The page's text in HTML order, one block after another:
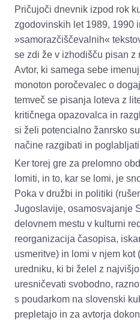
Pričujoči dnevnik izpod rok
zgodovinskih let 1989, 1990
»samorazčiščevalnih«
se zdi že v izhodišču pisan
Avtor, ki samega sebe
monoton poročevalec o
temveč se pisanja loteva z
kritičnega opazovalca in
si želi potencialno žanrsko
načine razgibati in
Ker torej gre za prelomno
lomiti, in to, kar se lomi, je
Poka v družbi in politiki
Jugoslavije, osamosvajanje
delovnem mestu v kulturni
reorganizacija časopisa,
usmeritve) in lomi v njem kot
uredniku, ki bi želel z
uresničevati svobodno,
s poudarkom na slovenski
prepletajo in za avtorja